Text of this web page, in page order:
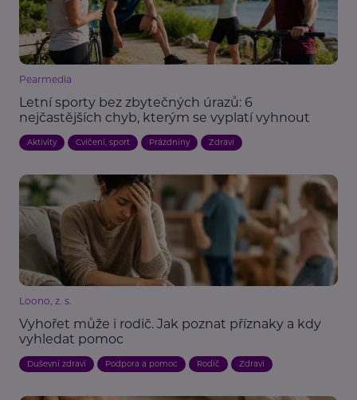
Pearmedia
Letní sporty bez zbytečných úrazů: 6
nejčastějších chyb, kterým se vyplatí vyhnout
Aktivity Cvičení, sport Prázdniny Zdraví
Loono, z. s.
Vyhořet může i rodič. Jak poznat příznaky a kdy
vyhledat pomoc
Duševní zdraví Podpora a pomoc Rodič Zdraví